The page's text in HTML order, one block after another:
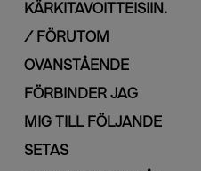
KÄRKITAVOITTEISIIN.
/ FÖRUTOM
OVANSTÅENDE
FÖRBINDER JAG
MIG TILL FÖLJANDE
SETAS